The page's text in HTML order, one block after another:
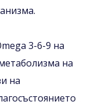
3-6-9 нa
на
на